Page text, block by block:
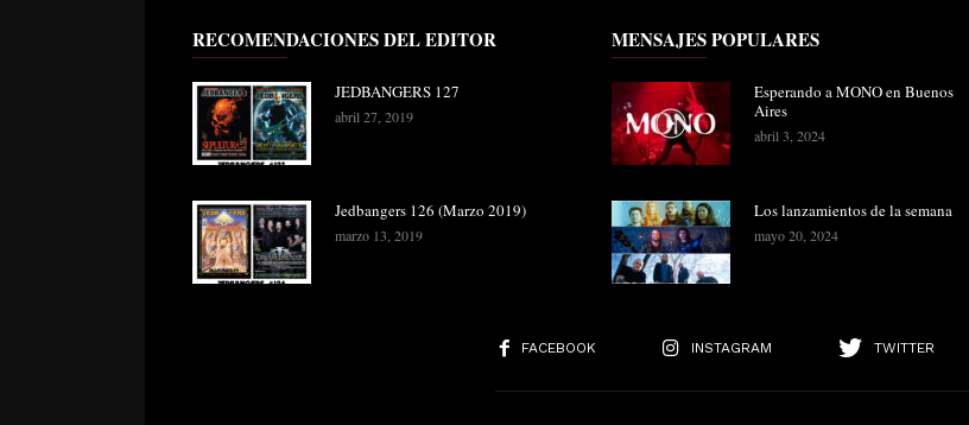
RECOMENDACIONES DEL EDITOR
JEDBANGERS 127
abril 27, 2019
Jedbangers 126 (Marzo 2019)
marzo 13, 2019
MENSAJES POPULARES
Esperando a MONO en Buenos
Aires
abril 3, 2024
Los lanzamientos de la semana
mayo 20, 2024
FACEBOOK INSTAGRAM TWITTER